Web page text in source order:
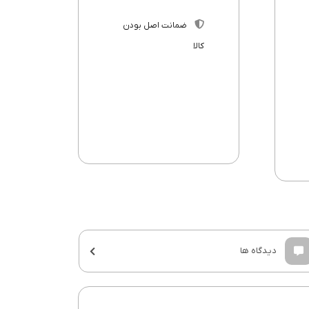
ضمانت اصل بودن
کالا
دیدگاه ها